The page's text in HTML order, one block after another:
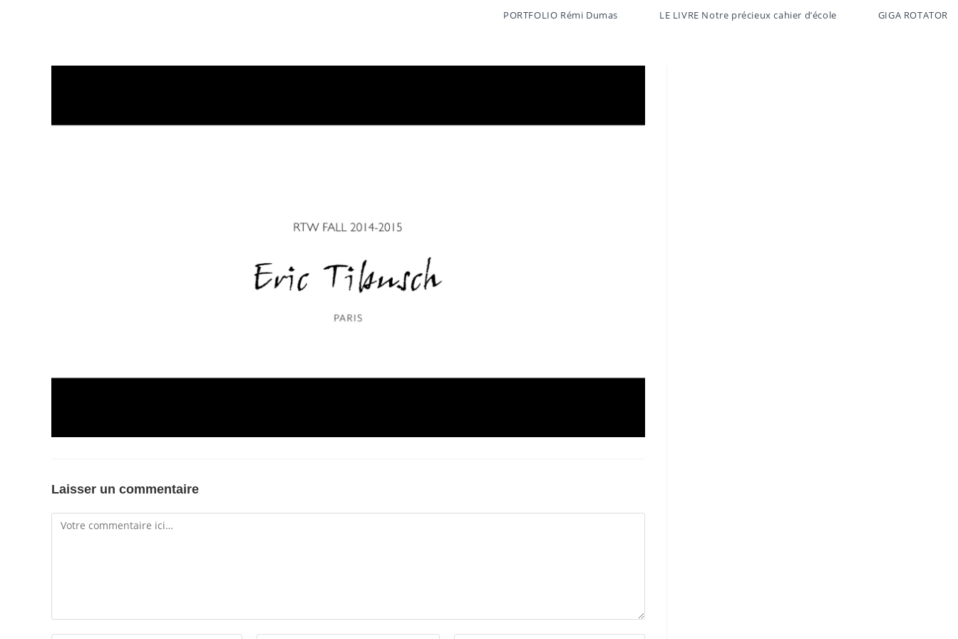
PORTFOLIO Rémi Dumas LE LIVRE Notre précieux cahier d’école GIGA ROTATOR
Laisser un commentaire